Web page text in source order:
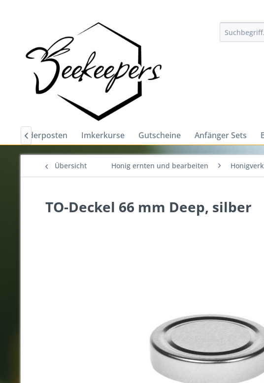
Sonderposten Imkerkurse Gutscheine Anfänger Sets

Übersicht Honig ernten und bearbeiten
TO-Deckel 66 mm Deep, silber